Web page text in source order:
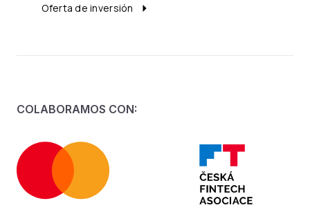
Oferta de inversión
COLABORAMOS CON: